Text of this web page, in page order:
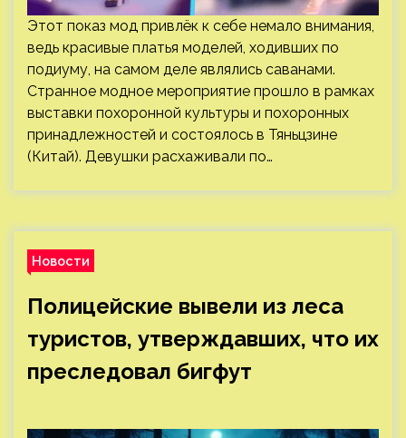
Этот показ мод привлёк к себе немало внимания,
ведь красивые платья моделей, ходивших по
подиуму, на самом деле являлись саванами.
Странное модное мероприятие прошло в рамках
выставки похоронной культуры и похоронных
принадлежностей и состоялось в Тяньцзине
(Китай). Девушки расхаживали по…
Новости
Полицейские вывели из леса
туристов, утверждавших, что их
преследовал бигфут